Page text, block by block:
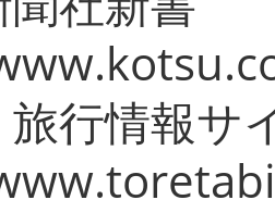
旅行情報サ